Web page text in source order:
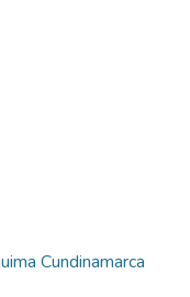
Cundinamarca